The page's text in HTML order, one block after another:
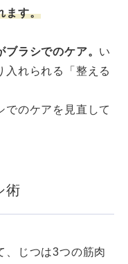
ます。
ブラシでのケア。 い
入れられる「整える
でのケアを見直して
術
、じつは3つの筋肉